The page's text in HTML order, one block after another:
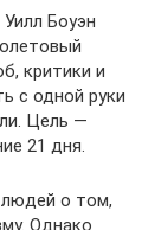
Боуэн
критики и
с одной руки
Цель —
21 дня.
людей о том,
Однако